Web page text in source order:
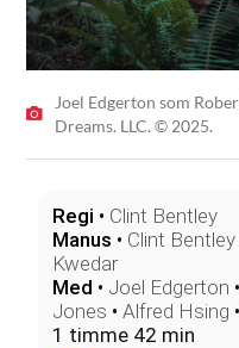
Joel Edgerton som
Dreams. LLC. © 2025.
Regi • Clint Bentley
Manus • Clint Bentley
Kwedar
Med • Joel Edgerton •
Jones •Alfred Hsing
1 timme 42 min